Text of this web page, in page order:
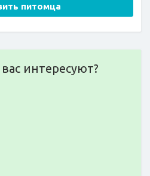
питомца
интересуют?